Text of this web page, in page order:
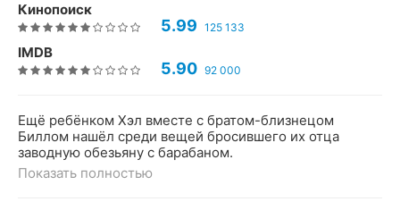
Кинопоиск
5.99 125 133
IMDB
5.90 92 000
Ещё ребёнком Хэл вместе с братом-близнецом
Биллом нашёл среди вещей бросившего их отца
заводную обезьяну с барабаном.
Показать полностью